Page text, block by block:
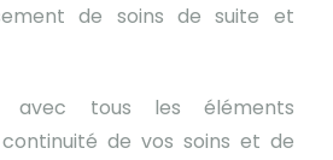
de soins de suite et
avec tous les éléments
de vos soins et de